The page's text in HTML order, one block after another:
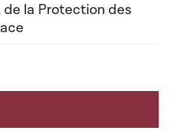
la Protection des